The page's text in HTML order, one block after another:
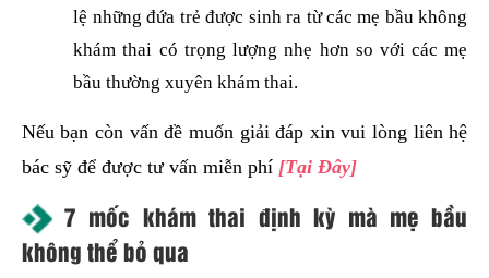
lệ những đứa trẻ được sinh ra từ các mẹ bầu không
khám thai có trọng lượng nhẹ hơn so với các mẹ
bầu thường xuyên khám thai.
Nếu bạn còn vấn đề muốn giải đáp xin vui lòng liên hệ
bác sỹ để được tư vấn miễn phí [Tại Đây]
7 mốc khám thai định kỳ mà mẹ bầu
không thể bỏ qua